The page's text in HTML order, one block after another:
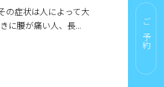
の症状は人によって大
に腰が痛い人、長...
ご予約